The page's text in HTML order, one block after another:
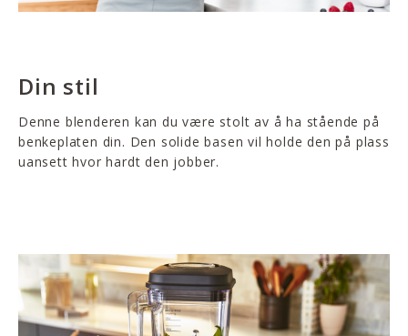
Din stil
Denne blenderen kan du være stolt av å ha stående på
benkeplaten din. Den solide basen vil holde den på plass
uansett hvor hardt den jobber.